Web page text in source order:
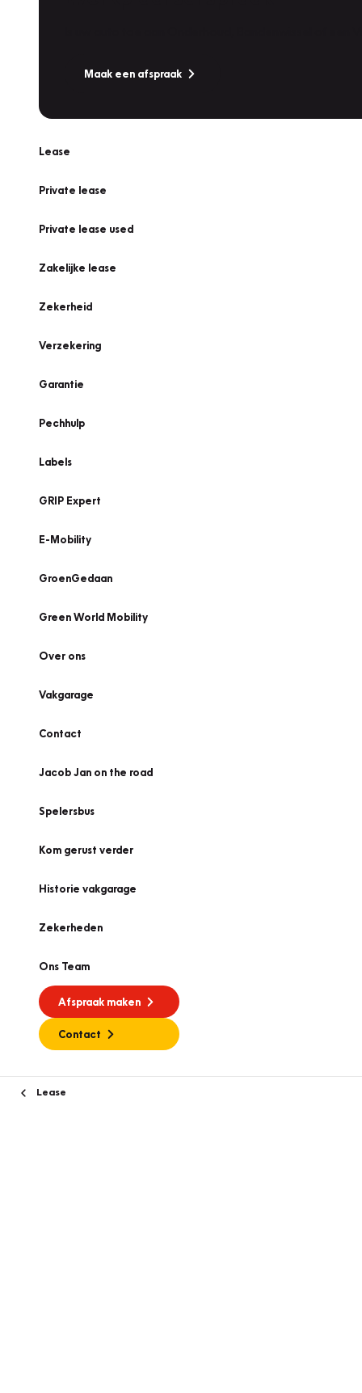
Maak een afspraak
Lease
Private lease
Private lease used
Zakelijke lease
Zekerheid
Verzekering
Garantie
Pechhulp
Labels
GRIP Expert
E-Mobility
GroenGedaan
Green World Mobility
Over ons
Vakgarage
Contact
Jacob Jan on the road
Spelersbus
Kom gerust verder
Historie vakgarage
Zekerheden
Ons Team
Afspraak maken
Contact
Lease